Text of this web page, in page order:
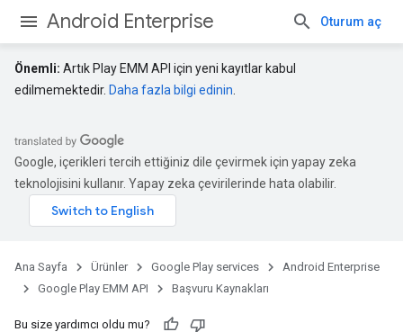
Android Enterprise Oturum aç
Önemli: Artık Play EMM API için yeni kayıtlar kabul
edilmemektedir. Daha fazla bilgi edinin
Google, içerikleri tercih ettiğiniz dile çevirmek için yapay zeka
teknolojisini kullanır. Yapay zeka çevirilerinde hata olabilir.
Ana Sayfa Ürünler Google Play services
Android Enterprise
Google Play EMM API
Başvuru Kaynakları
Bu size yardımcı oldu mu?